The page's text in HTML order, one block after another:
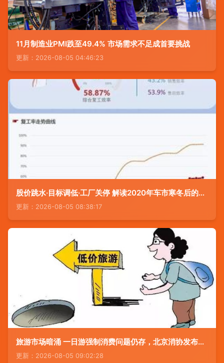
11月制造业PMI跌至49.4% 市场需求不足成首要挑战
更新：2026-08-05 04:46:23
股价跳水·目标调低·工厂关停 解读2020年车市寒冬后的市场改造新方案
更新：2026-08-05 08:38:17
旅游市场暗涌 一日游强制消费问题仍存，北京消协发布监测报告
更新：2026-08-05 09:02:28